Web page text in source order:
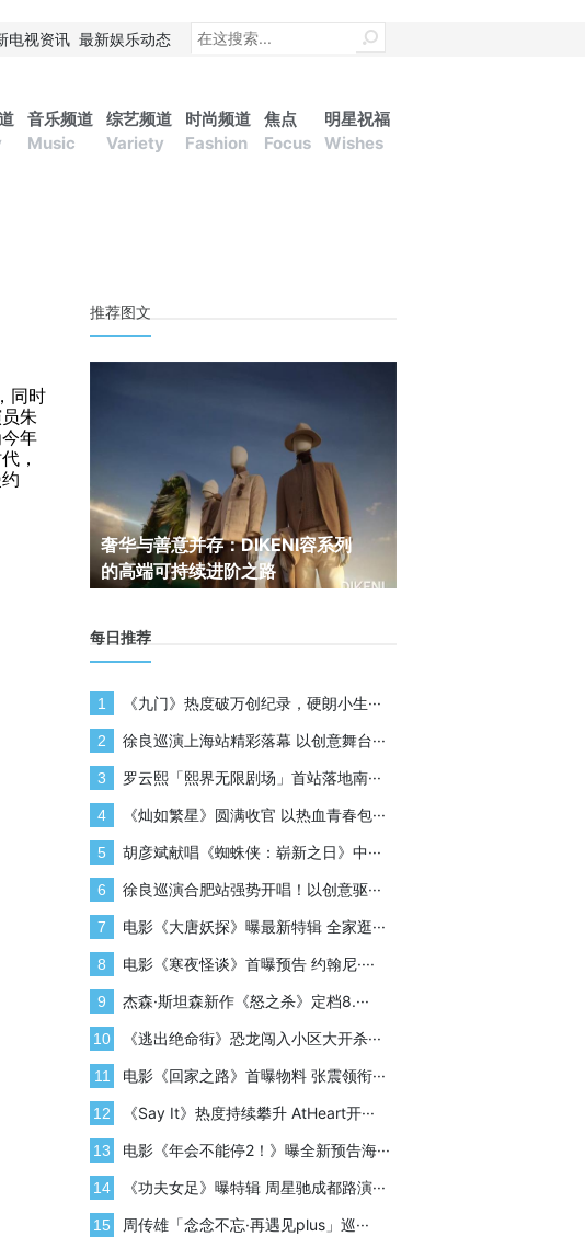
电视资讯 最新娱乐动态
音乐频道
Music
综艺频道
Variety
时尚频道
Fashion
焦点
Focus
明星祝福
Wishes
同时
朱
年
，
推荐图文
奢华与善意并存：DIKENI容系列
的高端可持续进阶之路
每日推荐
1 《九门》热度破万创纪录，硬朗小生···
2 徐良巡演上海站精彩落幕 以创意舞台···
3 罗云熙「熙界无限剧场」首站落地南···
4 《灿如繁星》圆满收官 以热血青春包···
5 胡彦斌献唱《蜘蛛侠：崭新之日》中···
6 徐良巡演合肥站强势开唱！以创意驱···
7 电影《大唐妖探》曝最新特辑 全家逛···
8 电影《寒夜怪谈》首曝预告 约翰尼····
9 杰森·斯坦森新作《怒之杀》定档8.···
10 《逃出绝命街》恐龙闯入小区大开杀···
11 电影《回家之路》首曝物料 张震领衔···
12 《Say It》热度持续攀升 AtHeart开···
13 电影《年会不能停2！》曝全新预告海···
14 《功夫女足》曝特辑 周星驰成都路演···
15 周传雄「念念不忘·再遇见plus」巡···